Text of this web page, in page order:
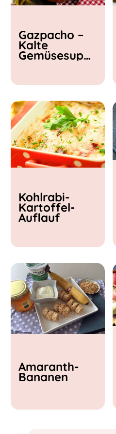
< 15 min
15 - 30 min
30 - 60 min
Gazpacho –
Kalte
Gemüsesupp
Kohlrabi-
Kartoffel-
Auflauf
Amaranth-
Bananen